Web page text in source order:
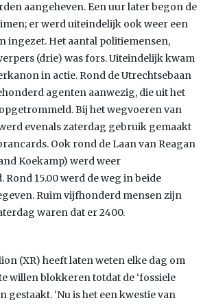
aangeheven. Een uur later begon de
er werd uiteindelijk ook weer een
ingezet. Het aantal politiemensen,
(drie) was fors. Uiteindelijk kwam
in actie. Rond de Utrechtsebaan
agenten aanwezig, die uit het
Bij het wegvoeren van
evenals zaterdag gebruik gemaakt
Ook rond de Laan van Reagan
Koekamp) werd weer
Rond 15.00 werd de weg in beide
Ruim vijfhonderd mensen zijn
waren dat er 2400.
(XR) heeft laten weten elke dag om
willen blokkeren totdat de ‘fossiele
gestaakt. ‘Nu is het een kwestie van